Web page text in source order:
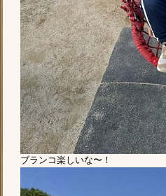
ブランコ楽しいな〜！